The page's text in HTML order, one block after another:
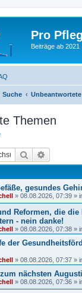
Pro
Beiträge ab 2021
Suche Unbeantwortete
Themen
Suche
gesundes
» 08.08.2026, 07:39 »
Reformen, die
- nein danke!
» 08.08.2026, 07:38 »
der
» 08.08.2026, 07:37 »
nächsten
» 08.08.2026, 07:36 »